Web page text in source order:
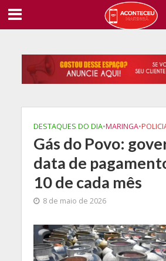
DESTAQUES DO DIA•MARINGA•
Gás do Povo:
data de
10 de cada mês
8 de maio de 2026